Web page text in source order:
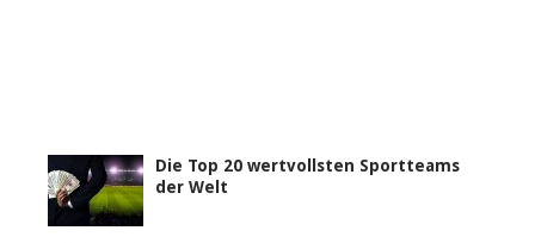
Die Top 20 wertvollsten Sportteams
der Welt